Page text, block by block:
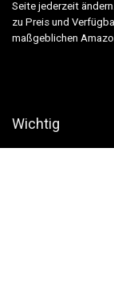
Seite jederzeit
zu Preis und
maßgeblichen
Wichtig